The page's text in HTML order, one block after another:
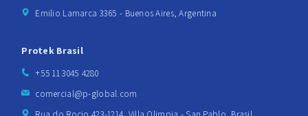
Emilio Lamarca 3365 - Buenos Aires, Argentina
Protek Brasil
+55 11 3045 4280
comercial@p-global.com